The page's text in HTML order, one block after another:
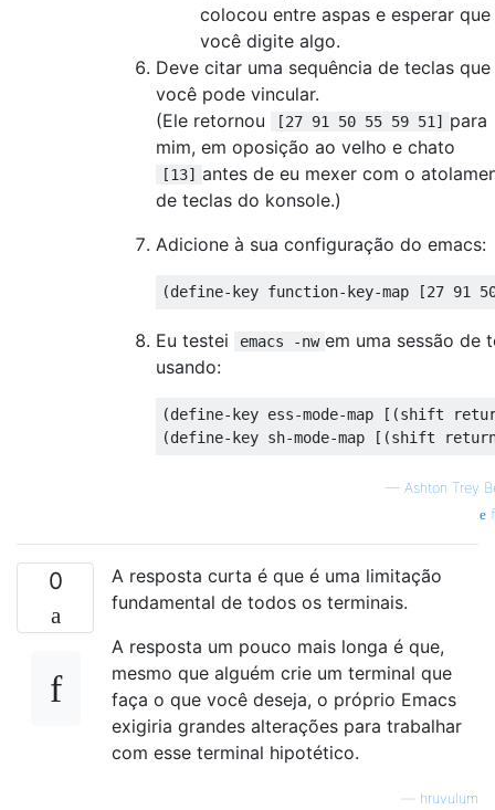
colocou entre aspas e esperar que
você digite algo.
Deve citar uma sequência de teclas que
você pode vincular.
(Ele retornou
[27 91 50 55 59 51]
para
mim, em oposição ao velho e chato
[13] antes de eu mexer com o
de teclas do konsole.)
Adicione à sua configuração do emacs:
Eu testei emacs -nw em uma sessão de
usando:
(define-key ess-mode-map [(shift
— Ashton Trey
0
A resposta curta é que é uma limitação
fundamental de todos os terminais.
A resposta um pouco mais longa é que,
mesmo que alguém crie um terminal que
faça o que você deseja, o próprio Emacs
exigiria grandes alterações para trabalhar
com esse terminal hipotético.
hruvulum